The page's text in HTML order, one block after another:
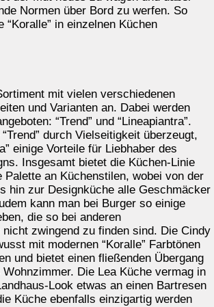
Normen über Bord zu werfen. So
“Koralle” in einzelnen Küchen
mit vielen verschiedenen
und Varianten an. Dabei werden
“Trend” und “Lineapiantra”.
durch Vielseitigkeit überzeugt,
einige Vorteile für Liebhaber des
Insgesamt bietet die Küchen-Linie
Palette an Küchenstilen, wobei von der
hin zur Designküche alle Geschmäcker
kann man bei Burger so einige
die so bei anderen
zwingend zu finden sind. Die Cindy
mit modernen “Koralle” Farbtönen
und bietet einen fließenden Übergang
Die Lea Küche vermag in
Look etwas an einen Bartresen
Küche ebenfalls einzigartig werden